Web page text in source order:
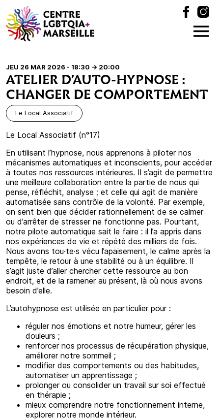
JEU 26 MAR 2026 - 18:30 -> 20:00
ATELIER D’AUTO-HYPNOSE :
CHANGER DE COMPORTEMENT
Le Local Associatif
Le Local Associatif (n°17)
En utilisant l’hypnose, nous apprenons à piloter nos
mécanismes automatiques et inconscients, pour accéder
à toutes nos ressources intérieures. Il s’agit de permettre
une meilleure collaboration entre la partie de nous qui
pense, réfléchit, analyse ; et celle qui agit de manière
automatisée sans contrôle de la volonté. Par exemple,
on sent bien que décider rationnellement de se calmer
ou d’arrêter de stresser ne fonctionne pas. Pourtant,
notre pilote automatique sait le faire : il l’a appris dans
nos expériences de vie et répété des milliers de fois.
Nous avons tou·te·s vécu l’apaisement, le calme après la
tempête, le retour à une stabilité ou à un équilibre. Il
s’agit juste d’aller chercher cette ressource au bon
endroit, et de la ramener au présent, là où nous avons
besoin d’elle.
L’autohypnose est utilisée en particulier pour :
réguler nos émotions et notre humeur, gérer les
douleurs ;
renforcer nos processus de récupération physique,
améliorer notre sommeil ;
modifier des comportements ou des habitudes,
automatiser un apprentissage ;
prolonger ou consolider un travail sur soi effectué
en thérapie ;
mieux comprendre notre fonctionnement interne,
explorer notre monde intérieur.